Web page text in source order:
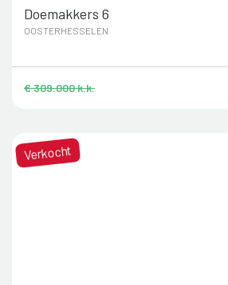
Doemakkers 6
OOSTERHESSELEN
€ 309.000 k.k.
Verkocht